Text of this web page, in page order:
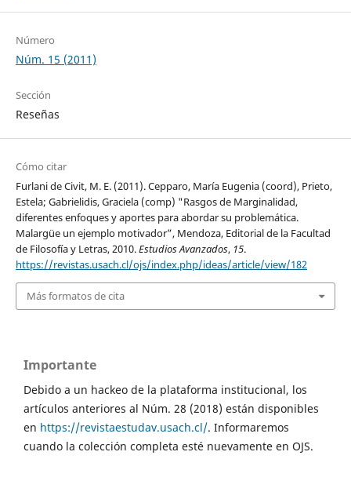
Número
Núm. 15 (2011)
Sección
Reseñas
Cómo citar
Furlani de Civit, M. E. (2011). Cepparo, María Eugenia (coord), Prieto,
Estela; Gabrielidis, Graciela (comp) "Rasgos de Marginalidad,
diferentes enfoques y aportes para abordar su problemática.
Malargüe un ejemplo motivador”, Mendoza, Editorial de la Facultad
de Filosofía y Letras, 2010.Estudios Avanzados, 15.
https://revistas.usach.cl/ojs/index.php/ideas/article/view/182
Más formatos de cita
Importante
Debido a un hackeo de la plataforma institucional, los
artículos anteriores al Núm. 28 (2018) están disponibles
en https://revistaestudav.usach.cl/. Informaremos
cuando la colección completa esté nuevamente en OJS.